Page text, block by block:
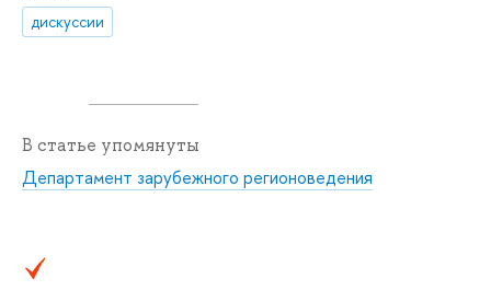
дискуссии
В статье упомянуты
Департамент зарубежного регионоведения